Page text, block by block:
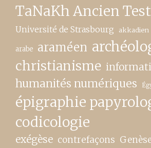
TaNaKh Ancien
Université de Strasbourg akkadien
arabe araméen
christianisme
humanités numériques
épigraphie
codicologie
exégèse contrefaçons